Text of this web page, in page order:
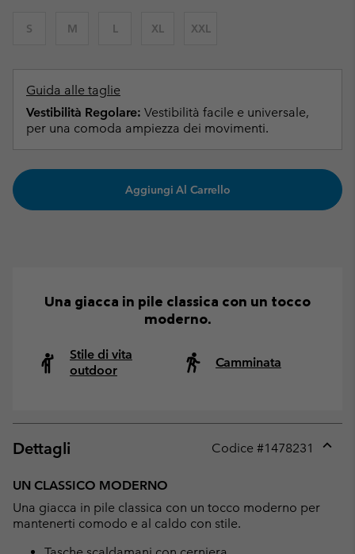
S M L XL XXL
Guida alle taglie
Vestibilità Regolare: Vestibilità facile e universale,
per una comoda ampiezza dei movimenti.
Aggiungi Al Carrello
Una giacca in pile classica con un tocco
moderno.
Stile di vita
outdoor
Camminata
Dettagli Codice #1478231
UN CLASSICO MODERNO
Una giacca in pile classica con un tocco moderno per
mantenerti comodo e al caldo con stile.